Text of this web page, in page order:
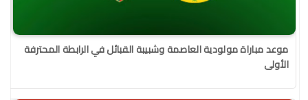
موعد مباراة مولودية العاصمة وشبيبة القبائل في الرابطة المحترفة
الأولى